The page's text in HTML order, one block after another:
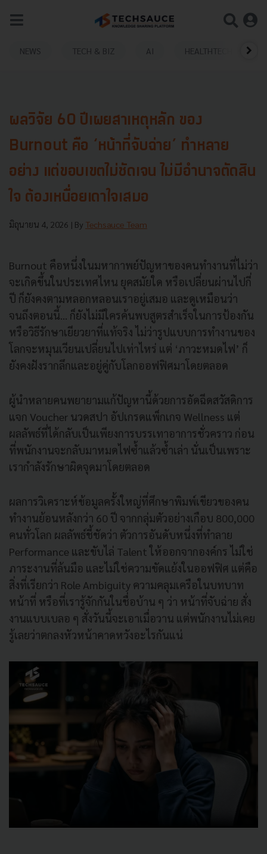
NEWS TECH & BIZ AI HEALTHTECH
ผลวิจัย 60 ปีเผยสาเหตุหลัก ของ
Burnout คือ ‘หน้าที่จับฉ่าย’ ทำหลาย
อย่าง แต่ขอบเขตไม่ชัดเจน ไม่มีอำนาจตัดสิน
ใจ ต้องเหนื่อยเดาใจเสมอ
มิถุนายน 4, 2026 | By Techsauce Team
Burnout คือหนึ่งในมหากาพย์ปัญหาของคนทำงานที่ไม่ว่า
จะเกิดขึ้นในประเทศไหน ยุคสมัยใด หรือเปลี่ยนผ่านไปกี่
ปี ก็ยังคงตามหลอกหลอนเราอยู่เสมอ และดูเหมือนว่า
จนถึงตอนนี้... ก็ยังไม่มีใครค้นพบสูตรสำเร็จในการป้องกัน
หรือวิธีรักษาเยียวยาที่แท้จริง ไม่ว่ารูปแบบการทำงานของ
โลกจะหมุนเวียนเปลี่ยนไปเท่าไหร่ แต่ ‘ภาวะหมดไฟ’ ก็
ยังคงฝังรากลึกและอยู่คู่กับโลกออฟฟิศมาโดยตลอด
ผู้นำหลายคนพยายามแก้ปัญหานี้ด้วยการอัดฉีดสวัสดิการ
แจก Voucher นวดสปา อัปเกรดแพ็กเกจ Wellness แต่
ผลลัพธ์ที่ได้กลับเป็นเพียงการบรรเทาอาการชั่วคราว ก่อน
ที่พนักงานจะกลับมาหมดไฟซ้ำแล้วซ้ำเล่า นั่นเป็นเพราะ
เรากำลังรักษาผิดจุดมาโดยตลอด
ผลการวิเคราะห์ข้อมูลครั้งใหญ่ที่ศึกษาพิมพ์เขียวของคน
ทำงานย้อนหลังกว่า 60 ปี จากกลุ่มตัวอย่างเกือบ 800,000
คนทั่วโลก ผลลัพธ์ชี้ชัดว่า ตัวการอันดับหนึ่งที่ทำลาย
Performance และขับไล่ Talent ให้ออกจากองค์กร ไม่ใช่
ภาระงานที่ล้นมือ และไม่ใช่ความขัดแย้งในออฟฟิศ แต่คือ
สิ่งที่เรียกว่า Role Ambiguity ความคลุมเครือในบทบาท
หน้าที่ หรือที่เรารู้จักกันในชื่อบ้าน ๆ ว่า หน้าที่จับฉ่าย สั่ง
งานแบบเบลอ ๆ สั่งวันนี้จะเอาเมื่อวาน แต่พนักงานไม่เคย
รู้เลยว่าตกลงหัวหน้าคาดหวังอะไรกันแน่